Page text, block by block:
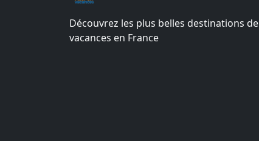
Découvrez les plus belles destinations de
vacances en France